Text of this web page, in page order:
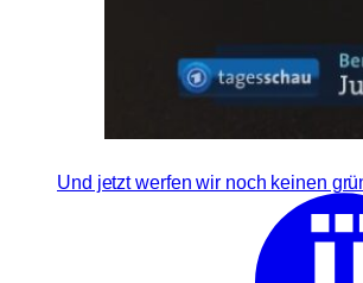
Und jetzt werfen wir noch keinen